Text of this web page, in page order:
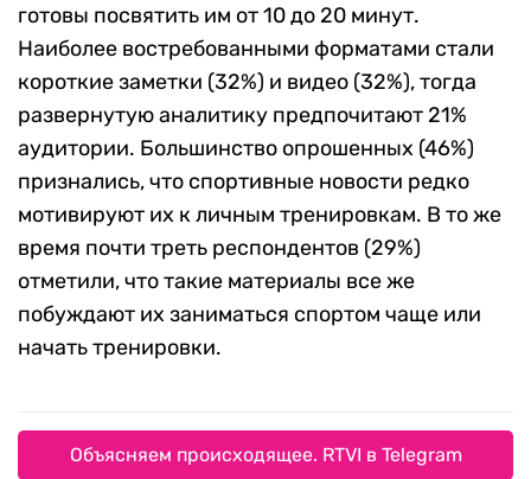
готовы посвятить им от 10 до 20 минут.
Наиболее востребованными форматами стали
короткие заметки (32%) и видео (32%), тогда
развернутую аналитику предпочитают 21%
аудитории. Большинство опрошенных (46%)
признались, что спортивные новости редко
мотивируют их к личным тренировкам. В то же
время почти треть респондентов (29%)
отметили, что такие материалы все же
побуждают их заниматься спортом чаще или
начать тренировки.
Объясняем происходящее. RTVI в Telegram